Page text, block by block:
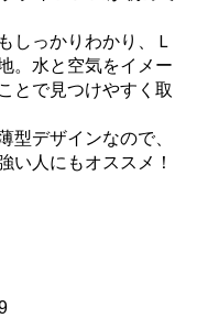
しっかりわかり、Ｌ
。水と空気をイメー
とで見つけやすく取
型デザインなので、
い人にもオススメ！